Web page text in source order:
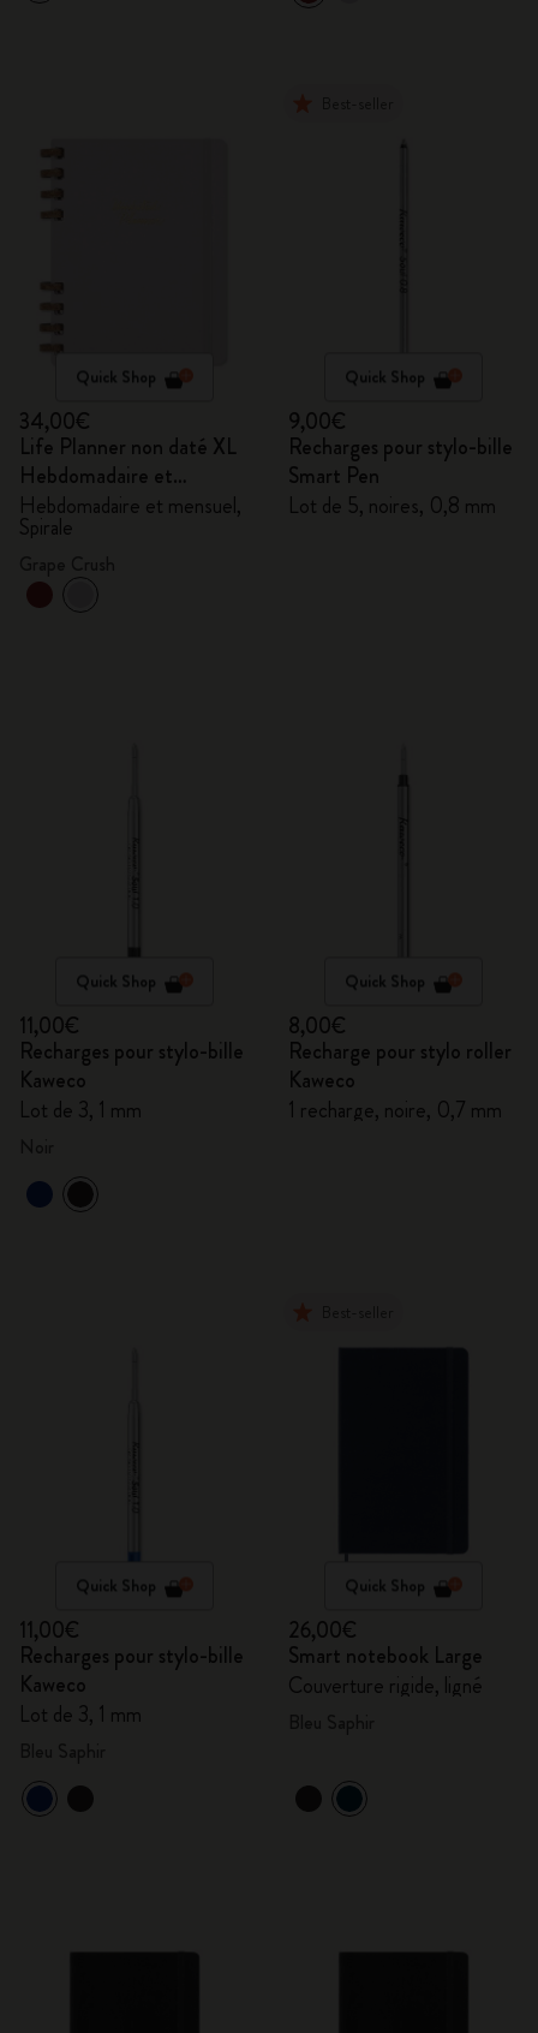
Quick Shop
34,00€
Life Planner non daté XL
Hebdomadaire et
mensuel, Spirale
Hebdomadaire et mensuel,
Spirale
Quick Shop
9,00€
Recharges pour stylo-bille
Smart Pen
Lot de 5, noires, 0,8 mm
Quick Shop
11,00€
Recharges pour stylo-bille
Kaweco
Lot de 3, 1 mm
Quick Shop
8,00€
Recharge pour stylo roller
Kaweco
1 recharge, noire, 0,7 mm
Quick Shop
11,00€
Recharges pour stylo-bille
Kaweco
Lot de 3, 1 mm
Quick Shop
26,00€
Smart notebook Large
Couverture rigide, ligné